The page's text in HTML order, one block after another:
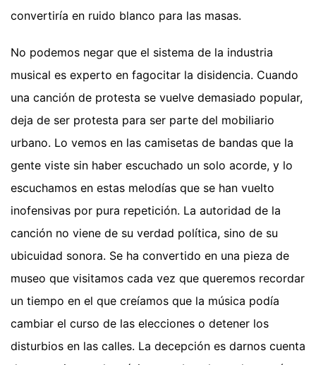
convertiría en ruido blanco para las masas.
No podemos negar que el sistema de la industria
musical es experto en fagocitar la disidencia. Cuando
una canción de protesta se vuelve demasiado popular,
deja de ser protesta para ser parte del mobiliario
urbano. Lo vemos en las camisetas de bandas que la
gente viste sin haber escuchado un solo acorde, y lo
escuchamos en estas melodías que se han vuelto
inofensivas por pura repetición. La autoridad de la
canción no viene de su verdad política, sino de su
ubicuidad sonora. Se ha convertido en una pieza de
museo que visitamos cada vez que queremos recordar
un tiempo en el que creíamos que la música podía
cambiar el curso de las elecciones o detener los
disturbios en las calles. La decepción es darnos cuenta